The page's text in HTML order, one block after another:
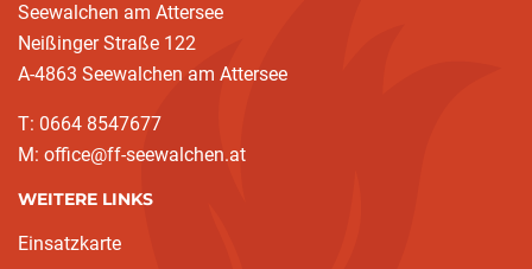
Seewalchen am Attersee
Neißinger Straße 122
A-4863 Seewalchen am Attersee
T: 0664 8547677
M: office@ff-seewalchen.at
WEITERE LINKS
Einsatzkarte